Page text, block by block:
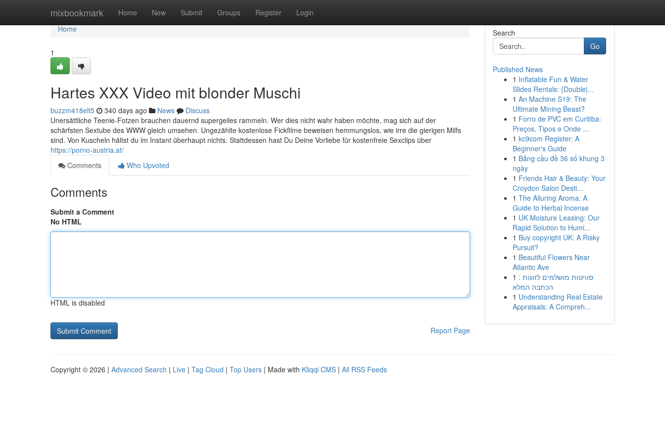
mixbookmark Home New Submit Groups Register Login
Home
Home
1
Hartes XXX Video mit blonder Muschi
buzzm418elt5 340 days ago News
Discuss
Unersättliche Teenie-Fotzen brauchen dauernd supergeiles rammeln. Wer dies nicht wahr haben möchte, mag sich auf der
schärfsten Sextube des WWW gleich umsehen. Ungezählte kostenlose Fickfilme beweisen hemmungslos, wie irre die gierigen Milfs
sind. Von Kuscheln hältst du im Instant überhaupt nichts. Stattdessen hast Du Deine Vorliebe für kostenfreie Sexclips über
https://porno-austria.at/
Comments
Who Upvoted
Comments
Submit a Comment
No HTML
HTML is disabled
Report Page
Search
Go
Published News
1 Inflatable Fun & Water
Slides Rentals: {Double|...
1 An Machine S19: The
Ultimate Mining Beast?
1 Forro de PVC em Curitiba:
Preços, Tipos e Onde ...
1 kc9com Register: A
Beginner's Guide
1 Bảng cầu đề 36 số khung 3
ngày
1 Friends Hair & Beauty: Your
Croydon Salon Desti...
1 The Alluring Aroma: A
Guide to Herbal Incense
1 UK Moisture Leasing: Our
Rapid Solution to Humi...
1 Buy copyright UK: A Risky
Pursuit?
1 Beautiful Flowers Near
Atlantic Ave
1 סוויטות מושלמים לזוגות :
הכתבה המלא
1 Understanding Real Estate
Appraisals: A Compreh...
Copyright © 2026 | Advanced Search | Live | Tag Cloud | Top Users | Made with Kliqqi CMS | All RSS Feeds